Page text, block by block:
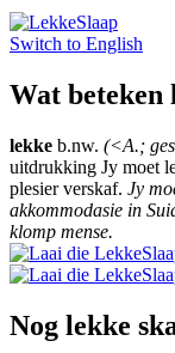
Switch to English
Wat beteken
lekke b.nw. (<A.;
uitdrukking Jy moet
plesier verskaf. Jy
akkommodasie in
klomp mense.
Nog lekke